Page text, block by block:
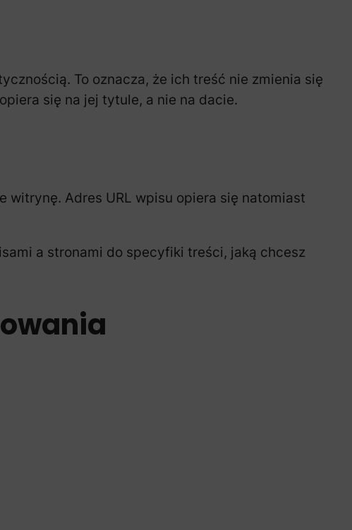
To oznacza, że ich treść nie zmienia się
się na jej tytule, a nie na dacie.
Adres URL wpisu opiera się natomiast
a stronami do specyfiki treści, jaką chcesz